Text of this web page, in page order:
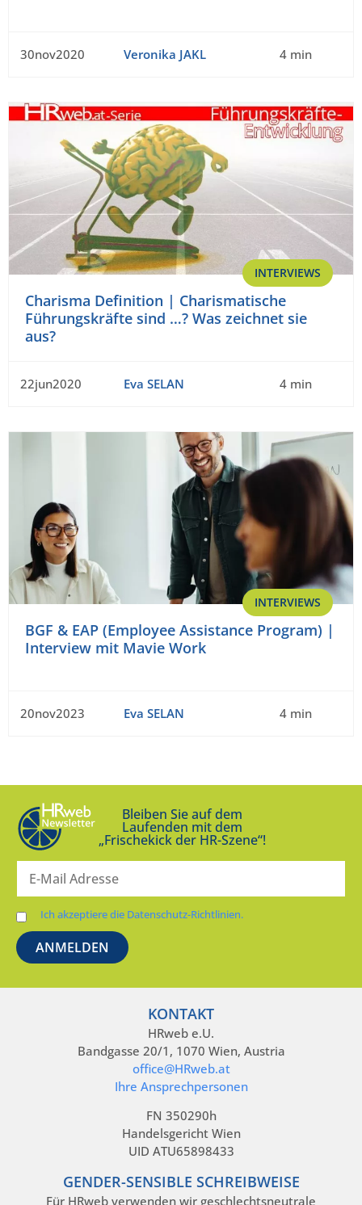
30nov2020 Veronika JAKL 4 min
INTERVIEWS
Charisma Definition | Charismatische
Führungskräfte sind …? Was zeichnet sie
aus?
22jun2020 Eva SELAN 4 min
INTERVIEWS
BGF & EAP (Employee Assistance Program) |
Interview mit Mavie Work
20nov2023 Eva SELAN 4 min
Bleiben Sie auf dem
Laufenden mit dem
„Frischekick der HR-Szene“!
Ich akzeptiere die Datenschutz-Richtlinien.
KONTAKT
HRweb e.U.
Bandgasse 20/1, 1070 Wien, Austria
office@HRweb.at
Ihre Ansprechpersonen
FN 350290h
Handelsgericht Wien
UID ATU65898433
GENDER-SENSIBLE SCHREIBWEISE
Für HRweb verwenden wir geschlechtsneutrale